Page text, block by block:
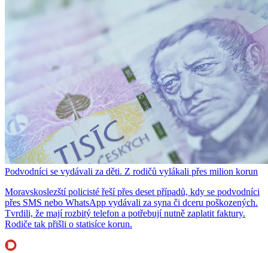
Podvodníci se vydávali za děti. Z rodičů vylákali přes milion korun
Moravskoslezští policisté řeší přes deset případů, kdy se podvodníci
přes SMS nebo WhatsApp vydávali za syna či dceru poškozených.
Tvrdili, že mají rozbitý telefon a potřebují nutně zaplatit faktury.
Rodiče tak přišli o statisíce korun.